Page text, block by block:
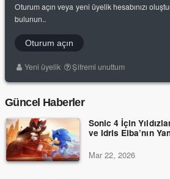
Oturum açın veya yeni üyelik hesabınızı
bulunun..
Oturum açın
Yeni üyelik Şifremi unuttum
Güncel Haberler
Sonic 4 İçin
ve Idris Elba’nın
Mar 22, 2026